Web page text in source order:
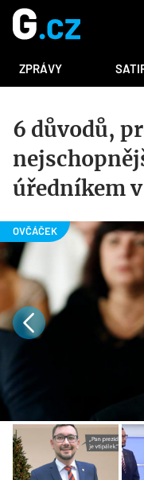
ZPRÁVY
6 důvodů,
úředníkem